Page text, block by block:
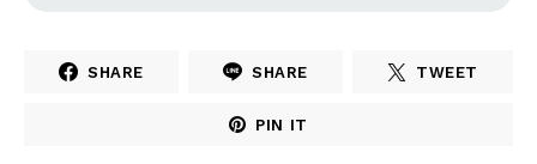
SHARE SHARE TWEET
PIN IT